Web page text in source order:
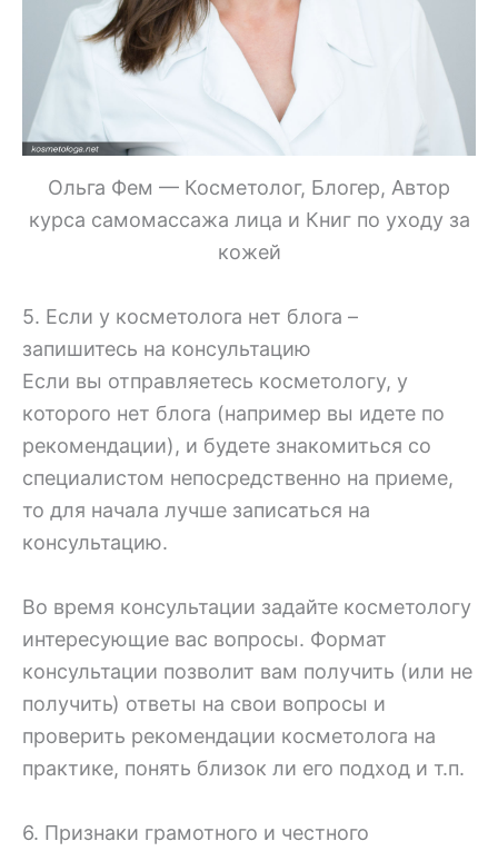
Ольга Фем — Косметолог, Блогер, Автор
курса самомассажа лица и Книг по уходу за
кожей
5. Если у косметолога нет блога –
запишитесь на консультацию
Если вы отправляетесь косметологу, у
которого нет блога (например вы идете по
рекомендации), и будете знакомиться со
специалистом непосредственно на приеме,
то для начала лучше записаться на
консультацию.
Во время консультации задайте косметологу
интересующие вас вопросы. Формат
консультации позволит вам получить (или не
получить) ответы на свои вопросы и
проверить рекомендации косметолога на
практике, понять близок ли его подход и т.п.
6. Признаки грамотного и честного